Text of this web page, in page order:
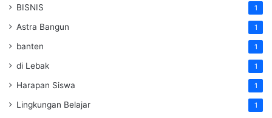
BISNIS 1
Astra Bangun 1
banten 1
di Lebak 1
Harapan Siswa 1
Lingkungan Belajar 1